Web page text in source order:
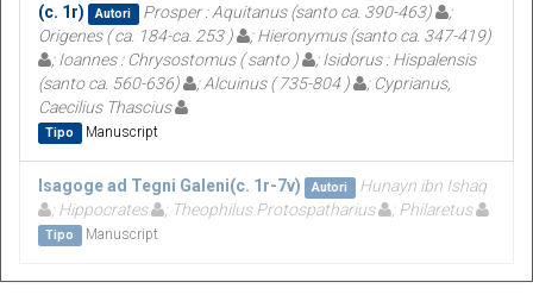
(c. 1r)
Autori Prosper : Aquitanus (santo ca. 390-463)
;
Origenes ( ca. 184-ca. 253 )
; Hieronymus (santo ca. 347-419)
; Ioannes : Chrysostomus ( santo )
; Isidorus : Hispalensis
(santo ca. 560-636)
; Alcuinus ( 735-804 )
; Cyprianus,
Caecilius Thascius
Tipo Manuscript
Isagoge ad Tegni Galeni(c. 1r-7v) Autori
Hunayn ibn Ishaq
; Hippocrates
; Theophilus Protospatharius ; Philaretus
Tipo Manuscript